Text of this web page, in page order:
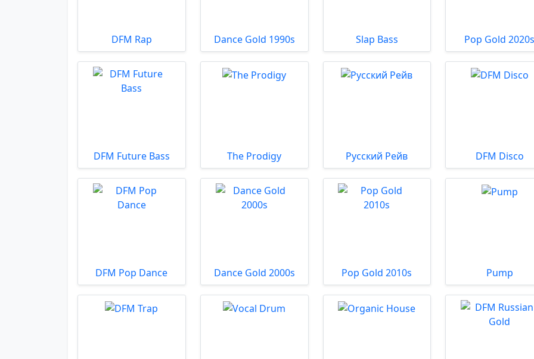
DFM Rap Dance Gold 1990s Slap Bass Pop Gold
DFM Future Bass The Prodigy Русский Рейв DFM Disco
DFM Pop Dance Dance Gold 2000s Pop Gold 2010s Pump